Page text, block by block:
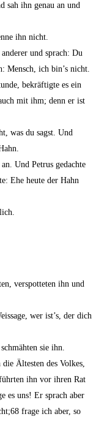
sah ihn genau an und
ihn nicht.
und sprach: Du
Mensch, ich bin’s nicht.
bekräftigte es ein
mit ihm; denn er ist
was du sagst. Und
Und Petrus gedachte
Ehe heute der Hahn
verspotteten ihn und
wer ist’s, der dich
sie ihn.
Ältesten des Volkes,
ihn vor ihren Rat
es uns! Er sprach aber
68frage ich aber, so